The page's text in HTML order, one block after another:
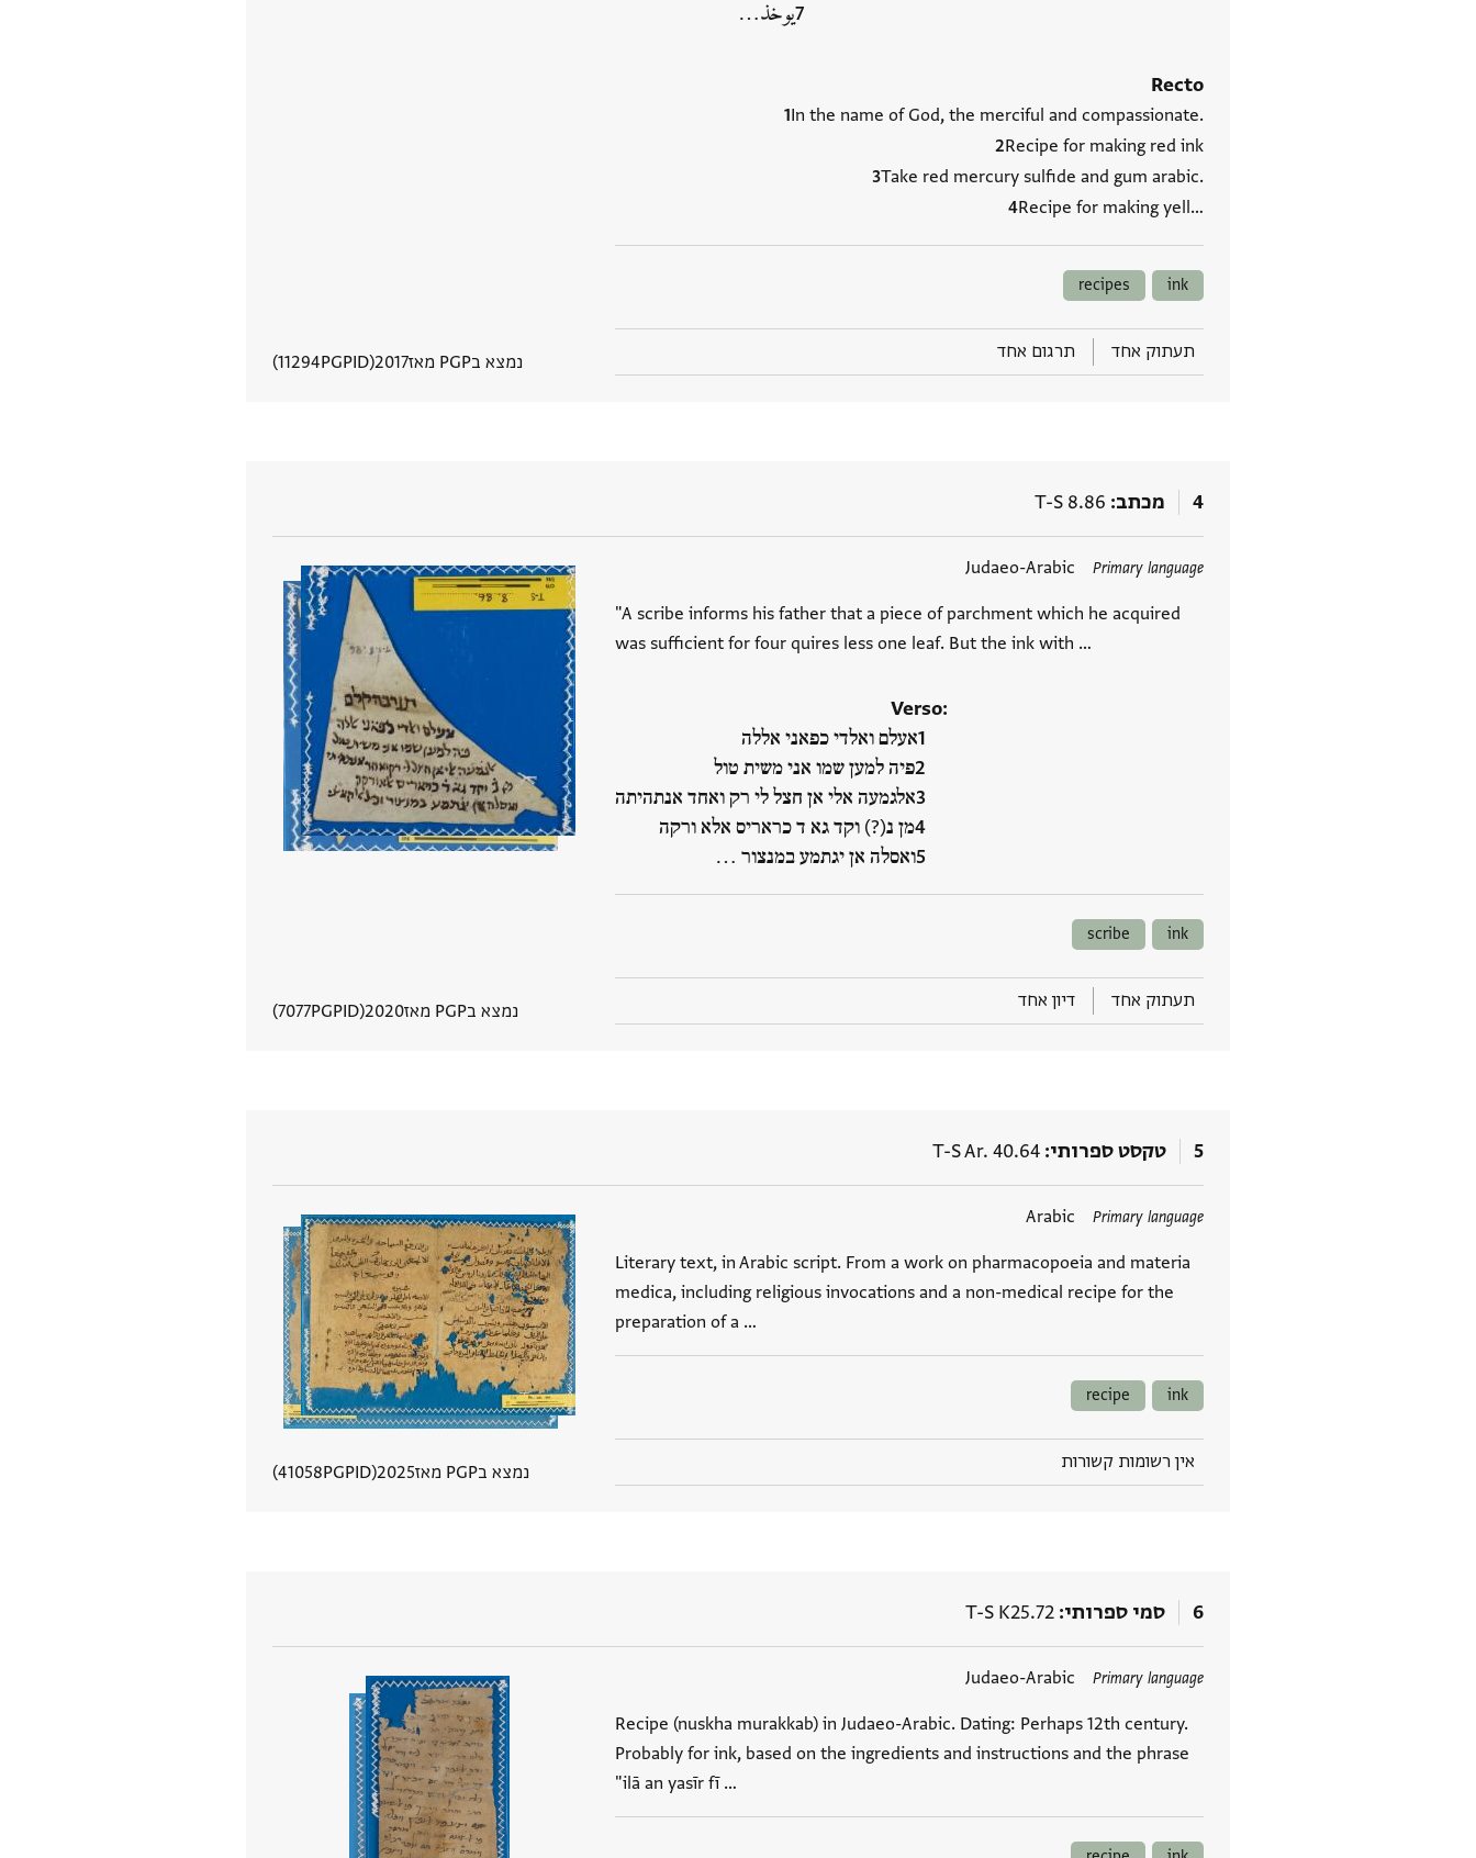
يوخذ‮…
Recto
In the name of God, the merciful and compassionate.
Recipe for making red ink
Take red mercury sulfide and gum arabic.
Recipe for making yell‮…
ink
recipes
תעתוק אחד תרגום אחד נמצא בPGP מאז 2017
PGPID
11294
4 מכתב T-S 8.86
Primary language
Judaeo-Arabic
"A scribe informs his father that a piece of parchment which he acquired
was sufficient for four quires less one leaf. But the ink with …
Verso:
אעלם ואלדי כפאני אללה
פיה למען שמו אני משית טול
אלגמעה אלי אן חצל לי רק ואחד אנתהיתה
מן נ(?) וקד גא ד כראריס אלא ורקה
ואסלה אן יגתמע במנצור ‮…
תגים
ink
scribe
תעתוק אחד דיון אחד נמצא בPGP מאז 2020
PGPID
7077
5 טקסט ספרותי T-S Ar. 40.64
Primary language
Arabic
Literary text, in Arabic script. From a work on pharmacopoeia and materia
medica, including religious invocations and a non-medical recipe for the
preparation of a …
תגים
ink
recipe
אין רשומות קשורות נמצא בPGP מאז 2025
PGPID
41058
6 סמי ספרותי T-S K25.72
Primary language
Judaeo-Arabic
Recipe (nuskha murakkab) in Judaeo-Arabic. Dating: Perhaps 12th century.
Probably for ink, based on the ingredients and instructions and the phrase
"ilā an yasīr fī …
תגים